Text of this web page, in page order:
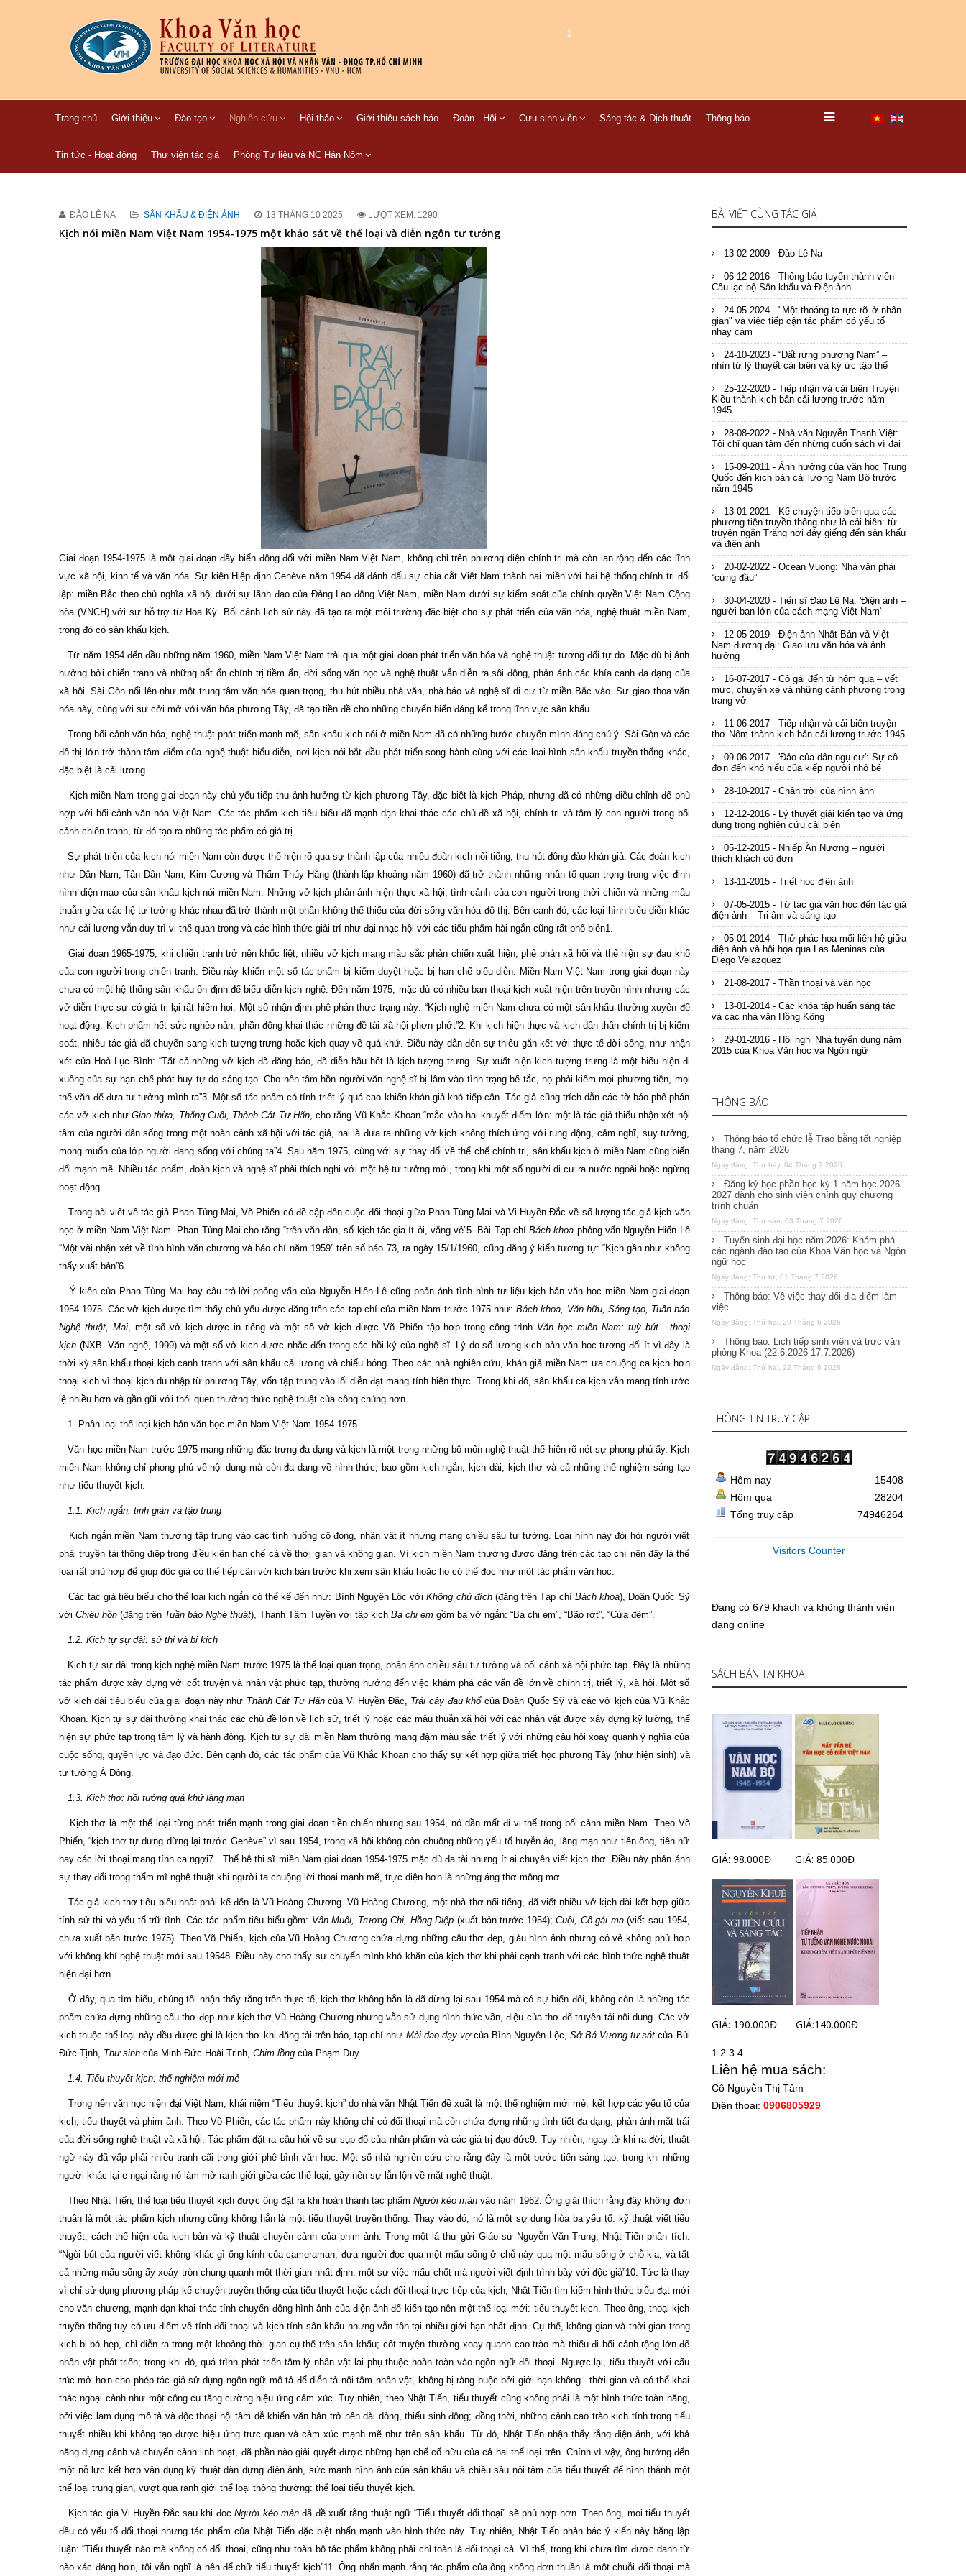
1
Trang chủ Giới thiệu Đào tạo Nghiên cứu Hội thảo Giới thiệu sách báo Đoàn - Hội Cựu sinh viên Sáng tác & Dịch thuật Thông báo
Tin tức - Hoạt động Thư viện tác giả Phòng Tư liệu và NC Hán Nôm
ĐÀO LÊ NA SÂN KHẤU & ĐIỆN ẢNH 13 THÁNG 10 2025 LƯỢT XEM: 1290
Kịch nói miền Nam Việt Nam 1954-1975 một khảo sát về thể loại và diễn ngôn tư tưởng
Giai đoạn 1954-1975 là một giai đoạn đầy biến động đối với miền Nam Việt Nam, không chỉ trên phương diện chính trị mà còn lan rộng đến các lĩnh
vực xã hội, kinh tế và văn hóa. Sự kiện Hiệp định Genève năm 1954 đã đánh dấu sự chia cắt Việt Nam thành hai miền với hai hệ thống chính trị đối
lập: miền Bắc theo chủ nghĩa xã hội dưới sự lãnh đạo của Đảng Lao động Việt Nam, miền Nam dưới sự kiểm soát của chính quyền Việt Nam Cộng
hòa (VNCH) với sự hỗ trợ từ Hoa Kỳ. Bối cảnh lịch sử này đã tạo ra một môi trường đặc biệt cho sự phát triển của văn hóa, nghệ thuật miền Nam,
trong đó có sân khấu kịch.
Từ năm 1954 đến đầu những năm 1960, miền Nam Việt Nam trải qua một giai đoạn phát triển văn hóa và nghệ thuật tương đối tự do. Mặc dù bị ảnh
hưởng bởi chiến tranh và những bất ổn chính trị tiềm ẩn, đời sống văn học và nghệ thuật vẫn diễn ra sôi động, phản ánh các khía cạnh đa dạng của
xã hội. Sài Gòn nổi lên như một trung tâm văn hóa quan trọng, thu hút nhiều nhà văn, nhà báo và nghệ sĩ di cư từ miền Bắc vào. Sự giao thoa văn
hóa này, cùng với sự cởi mở với văn hóa phương Tây, đã tạo tiền đề cho những chuyển biến đáng kể trong lĩnh vực sân khấu.
Trong bối cảnh văn hóa, nghệ thuật phát triển mạnh mẽ, sân khấu kịch nói ở miền Nam đã có những bước chuyển mình đáng chú ý. Sài Gòn và các
đô thị lớn trở thành tâm điểm của nghệ thuật biểu diễn, nơi kịch nói bắt đầu phát triển song hành cùng với các loại hình sân khấu truyền thống khác,
đặc biệt là cải lương.
Kịch miền Nam trong giai đoạn này chủ yếu tiếp thu ảnh hưởng từ kịch phương Tây, đặc biệt là kịch Pháp, nhưng đã có những điều chỉnh để phù
hợp với bối cảnh văn hóa Việt Nam. Các tác phẩm kịch tiêu biểu đã mạnh dạn khai thác các chủ đề xã hội, chính trị và tâm lý con người trong bối
cảnh chiến tranh, từ đó tạo ra những tác phẩm có giá trị.
Sự phát triển của kịch nói miền Nam còn được thể hiện rõ qua sự thành lập của nhiều đoàn kịch nổi tiếng, thu hút đông đảo khán giả. Các đoàn kịch
như Dân Nam, Tân Dân Nam, Kim Cương và Thẩm Thúy Hằng (thành lập khoảng năm 1960) đã trở thành những nhân tố quan trọng trong việc định
hình diện mạo của sân khấu kịch nói miền Nam. Những vở kịch phản ánh hiện thực xã hội, tình cảnh của con người trong thời chiến và những mâu
thuẫn giữa các hệ tư tưởng khác nhau đã trở thành một phần không thể thiếu của đời sống văn hóa đô thị. Bên cạnh đó, các loại hình biểu diễn khác
như cải lương vẫn duy trì vị thế quan trọng và các hình thức giải trí như đại nhạc hội với các tiểu phẩm hài ngắn cũng rất phổ biến1.
Giai đoạn 1965-1975, khi chiến tranh trở nên khốc liệt, nhiều vở kịch mang màu sắc phản chiến xuất hiện, phê phán xã hội và thể hiện sự đau khổ
của con người trong chiến tranh. Điều này khiến một số tác phẩm bị kiểm duyệt hoặc bị hạn chế biểu diễn. Miền Nam Việt Nam trong giai đoạn này
chưa có một hệ thống sân khấu ổn định để biểu diễn kịch nghệ. Đến năm 1975, mặc dù có nhiều ban thoại kịch xuất hiện trên truyền hình nhưng các
vở diễn thực sự có giá trị lại rất hiếm hoi. Một số nhận định phê phán thực trạng này: “Kịch nghệ miền Nam chưa có một sân khấu thường xuyên để
hoạt động. Kịch phẩm hết sức nghèo nàn, phần đông khai thác những đề tài xã hội phơn phớt”2. Khi kịch hiện thực và kịch dấn thân chính trị bị kiểm
soát, nhiều tác giả đã chuyển sang kịch tượng trưng hoặc kịch quay về quá khứ. Điều này dẫn đến sự thiếu gắn kết với thực tế đời sống, như nhận
xét của Hoà Lục Bình: “Tất cả những vở kịch đã đăng báo, đã diễn hầu hết là kịch tượng trưng. Sự xuất hiện kịch tượng trưng là một biểu hiện đi
xuống của sự hạn chế phát huy tự do sáng tạo. Cho nên tâm hồn người văn nghệ sĩ bị lâm vào tình trạng bế tắc, họ phải kiếm mọi phương tiện, mọi
thể văn để đưa tư tưởng mình ra”3. Một số tác phẩm có tính triết lý quá cao khiến khán giả khó tiếp cận. Tác giả cũng trích dẫn các tờ báo phê phán
các vở kịch nhưGiao thừa, Thằng Cuội, Thành Cát Tư Hãn, cho rằng Vũ Khắc Khoan “mắc vào hai khuyết điểm lớn: một là tác giả thiếu nhận xét nội
tâm của người dân sống trong một hoàn cảnh xã hội với tác giả, hai là đưa ra những vở kịch không thích ứng với rung động, cảm nghĩ, suy tưởng,
mong muốn của lớp người đang sống với chúng ta”4. Sau năm 1975, cùng với sự thay đổi về thể chế chính trị, sân khấu kịch ở miền Nam cũng biến
đổi mạnh mẽ. Nhiều tác phẩm, đoàn kịch và nghệ sĩ phải thích nghi với một hệ tư tưởng mới, trong khi một số người di cư ra nước ngoài hoặc ngừng
hoạt động.
Trong bài viết về tác giả Phan Tùng Mai, Võ Phiến có đề cập đến cuộc đối thoại giữa Phan Tùng Mai và Vi Huyền Đắc về số lượng tác giả kịch văn
học ở miền Nam Việt Nam. Phan Tùng Mai cho rằng “trên văn đàn, số kịch tác gia ít ỏi, vắng vẻ”5. Bài Tạp chíBách khoa phỏng vấn Nguyễn Hiến Lê
“Một vài nhận xét về tình hình văn chương và báo chí năm 1959” trên số báo 73, ra ngày 15/1/1960, cũng đăng ý kiến tương tự: “Kịch gần như không
thấy xuất bản”6.
Ý kiến của Phan Tùng Mai hay câu trả lời phỏng vấn của Nguyễn Hiến Lê cũng phản ánh tình hình tư liệu kịch bản văn học miền Nam giai đoạn
1954-1975. Các vở kịch được tìm thấy chủ yếu được đăng trên các tạp chí của miền Nam trước 1975 như:Bách khoa, Văn hữu, Sáng tạo, Tuần báo
Nghệ thuật, Mai, một số vở kịch được in riêng và một số vở kịch được Võ Phiến tập hợp trong công trình Văn học miền Nam: tuỳ bút - thoại
kịch (NXB. Văn nghệ, 1999) và một số vở kịch được nhắc đến trong các hồi ký của nghệ sĩ. Lý do số lượng kịch bản văn học tương đối ít vì đây là
thời kỳ sân khấu thoại kịch cạnh tranh với sân khấu cải lương và chiếu bóng. Theo các nhà nghiên cứu, khán giả miền Nam ưa chuộng ca kịch hơn
thoại kịch vì thoại kịch du nhập từ phương Tây, vốn tập trung vào lối diễn đạt mang tính hiện thực. Trong khi đó, sân khấu ca kịch vẫn mang tính ước
lệ nhiều hơn và gần gũi với thói quen thưởng thức nghệ thuật của công chúng hơn.
1. Phân loại thể loại kịch bản văn học miền Nam Việt Nam 1954-1975
Văn học miền Nam trước 1975 mang những đặc trưng đa dạng và kịch là một trong những bộ môn nghệ thuật thể hiện rõ nét sự phong phú ấy. Kịch
miền Nam không chỉ phong phú về nội dung mà còn đa dạng về hình thức, bao gồm kịch ngắn, kịch dài, kịch thơ và cả những thể nghiệm sáng tạo
như tiểu thuyết-kịch.
1.1. Kịch ngắn: tinh giản và tập trung
Kịch ngắn miền Nam thường tập trung vào các tình huống cô đọng, nhân vật ít nhưng mang chiều sâu tư tưởng. Loại hình này đòi hỏi người viết
phải truyền tải thông điệp trong điều kiện hạn chế cả về thời gian và không gian. Vì kịch miền Nam thường được đăng trên các tạp chí nên đây là thể
loại rất phù hợp để giúp độc giả có thể tiếp cận với kịch bản trước khi xem sân khấu hoặc họ có thể đọc như một tác phẩm văn học.
Các tác giả tiêu biểu cho thể loại kịch ngắn có thể kể đến như: Bình Nguyên Lộc vớiKhông chủ đích(đăng trên Tạp chíBách khoa), Doãn Quốc Sỹ
với Chiêu hồn (đăng trên Tuần báo Nghệ thuật), Thanh Tâm Tuyền với tập kịch Ba chị em gồm ba vở ngắn: “Ba chị em”, “Bão rớt”, “Cửa đêm”.
1.2. Kịch tự sự dài: sử thi và bi kịch
Kịch tự sự dài trong kịch nghệ miền Nam trước 1975 là thể loại quan trọng, phản ánh chiều sâu tư tưởng và bối cảnh xã hội phức tạp. Đây là những
tác phẩm được xây dựng với cốt truyện và nhân vật phức tạp, thường hướng đến việc khám phá các vấn đề lớn về chính trị, triết lý, xã hội. Một số
vở kịch dài tiêu biểu của giai đoạn này như Thành Cát Tư Hãncủa Vi Huyền Đắc, Trái cây đau khổcủa Doãn Quốc Sỹ và các vở kịch của Vũ Khắc
Khoan. Kịch tự sự dài thường khai thác các chủ đề lớn về lịch sử, triết lý hoặc các mâu thuẫn xã hội với các nhân vật được xây dựng kỹ lưỡng, thể
hiện sự phức tạp trong tâm lý và hành động. Kịch tự sự dài miền Nam thường mang đậm màu sắc triết lý với những câu hỏi xoay quanh ý nghĩa của
cuộc sống, quyền lực và đạo đức. Bên cạnh đó, các tác phẩm của Vũ Khắc Khoan cho thấy sự kết hợp giữa triết học phương Tây (như hiện sinh) và
tư tưởng Á Đông.
1.3. Kịch thơ: hồi tưởng quá khứ lãng mạn
Kịch thơ là một thể loại từng phát triển mạnh trong giai đoạn tiền chiến nhưng sau 1954, nó dần mất đi vị thế trong bối cảnh miền Nam. Theo Võ
Phiến, “kịch thơ tự dưng dừng lại trước Genève” vì sau 1954, trong xã hội không còn chuộng những yếu tố huyễn ảo, lãng mạn như tiên ông, tiên nữ
hay các lời thoại mang tính ca ngợi7 . Thế hệ thi sĩ miền Nam giai đoạn 1954-1975 mặc dù đa tài nhưng ít ai chuyên viết kịch thơ. Điều này phản ánh
sự thay đổi trong thẩm mĩ nghệ thuật khi người ta chuộng lời thoại mạnh mẽ, trực diện hơn là những áng thơ mộng mơ.
Tác giả kịch thơ tiêu biểu nhất phải kể đến là Vũ Hoàng Chương. Vũ Hoàng Chương, một nhà thơ nổi tiếng, đã viết nhiều vở kịch dài kết hợp giữa
tính sử thi và yếu tố trữ tình. Các tác phẩm tiêu biểu gồm: Vân Muội, Trương Chi, Hồng Diệp(xuất bản trước 1954);Cuội, Cô gái ma(viết sau 1954,
chưa xuất bản trước 1975). Theo Võ Phiến, kịch của Vũ Hoàng Chương chứa đựng những câu thơ đẹp, giàu hình ảnh nhưng có vẻ không phù hợp
với không khí nghệ thuật mới sau 19548. Điều này cho thấy sự chuyển mình khó khăn của kịch thơ khi phải cạnh tranh với các hình thức nghệ thuật
hiện đại hơn.
Ở đây, qua tìm hiểu, chúng tôi nhận thấy rằng trên thực tế, kịch thơ không hẳn là đã dừng lại sau 1954 mà có sự biến đổi, không còn là những tác
phẩm chứa đựng những câu thơ đẹp như kịch thơ Vũ Hoàng Chương nhưng vẫn sử dụng hình thức vần, điệu của thơ để truyền tải nội dung. Các vở
kịch thuộc thể loại này đều được ghi là kịch thơ khi đăng tải trên báo, tạp chí như Mài dao dạy vợcủa Bình Nguyên Lộc, Sở Bá Vương tự sátcủa Bùi
Đức Tịnh, Thư sinh của Minh Đức Hoài Trinh, Chim lồng của Phạm Duy…
1.4. Tiểu thuyết-kịch: thể nghiệm mới mẻ
Trong nền văn học hiện đại Việt Nam, khái niệm “Tiểu thuyết kịch” do nhà văn Nhật Tiến đề xuất là một thể nghiệm mới mẻ, kết hợp các yếu tố của
kịch, tiểu thuyết và phim ảnh. Theo Võ Phiến, các tác phẩm này không chỉ có đối thoại mà còn chứa đựng những tình tiết đa dạng, phản ánh mặt trái
của đời sống nghệ thuật và xã hội. Tác phẩm đặt ra câu hỏi về sự sụp đổ của nhân phẩm và các giá trị đạo đức9. Tuy nhiên, ngay từ khi ra đời, thuật
ngữ này đã vấp phải nhiều tranh cãi trong giới phê bình văn học. Một số nhà nghiên cứu cho rằng đây là một bước tiến sáng tạo, trong khi những
người khác lại e ngại rằng nó làm mờ ranh giới giữa các thể loại, gây nên sự lẫn lộn về mặt nghệ thuật.
Theo Nhật Tiến, thể loại tiểu thuyết kịch được ông đặt ra khi hoàn thành tác phẩmNgười kéo màn vào năm 1962. Ông giải thích rằng đây không đơn
thuần là một tác phẩm kịch nhưng cũng không hẳn là một tiểu thuyết truyền thống. Thay vào đó, nó là một sự dung hòa ba yếu tố: kỹ thuật viết tiểu
thuyết, cách thể hiện của kịch bản và kỹ thuật chuyển cảnh của phim ảnh. Trong một lá thư gửi Giáo sư Nguyễn Văn Trung, Nhật Tiến phân tích:
“Ngòi bút của người viết không khác gì ống kính của cameraman, đưa người đọc qua một mẩu sống ở chỗ này qua một mẩu sống ở chỗ kia, và tất
cả những mẩu sống ấy xoáy tròn chung quanh một thời gian nhất định, một sự việc mấu chốt mà người viết định trình bày với độc giả”10. Tức là thay
vì chỉ sử dụng phương pháp kể chuyện truyền thống của tiểu thuyết hoặc cách đối thoại trực tiếp của kịch, Nhật Tiến tìm kiếm hình thức biểu đạt mới
cho văn chương, mạnh dạn khai thác tính chuyển động hình ảnh của điện ảnh để kiến tạo nên một thể loại mới: tiểu thuyết kịch. Theo ông, thoại kịch
truyền thống tuy có ưu điểm về tính đối thoại và kịch tính sân khấu nhưng vẫn tồn tại nhiều giới hạn nhất định. Cụ thể, không gian và thời gian trong
kịch bị bó hẹp, chỉ diễn ra trong một khoảng thời gian cụ thể trên sân khấu; cốt truyện thường xoay quanh cao trào mà thiếu đi bối cảnh rộng lớn để
nhân vật phát triển; trong khi đó, quá trình phát triển tâm lý nhân vật lại phụ thuộc hoàn toàn vào ngôn ngữ đối thoại. Ngược lại, tiểu thuyết với cấu
trúc mở hơn cho phép tác giả sử dụng ngôn ngữ mô tả để diễn tả nội tâm nhân vật, không bị ràng buộc bởi giới hạn không - thời gian và có thể khai
thác ngoại cảnh như một công cụ tăng cường hiệu ứng cảm xúc. Tuy nhiên, theo Nhật Tiến, tiểu thuyết cũng không phải là một hình thức toàn năng,
bởi việc lạm dụng mô tả và độc thoại nội tâm dễ khiến văn bản trở nên dài dòng, thiếu sinh động; đồng thời, những cảnh cao trào kịch tính trong tiểu
thuyết nhiều khi không tạo được hiệu ứng trực quan và cảm xúc mạnh mẽ như trên sân khấu. Từ đó, Nhật Tiến nhận thấy rằng điện ảnh, với khả
năng dựng cảnh và chuyển cảnh linh hoạt, đã phần nào giải quyết được những hạn chế cố hữu của cả hai thể loại trên. Chính vì vậy, ông hướng đến
một nỗ lực kết hợp vận dụng kỹ thuật dàn dựng điện ảnh, sức mạnh hình ảnh của sân khấu và chiều sâu nội tâm của tiểu thuyết để hình thành một
thể loại trung gian, vượt qua ranh giới thể loại thông thường: thể loại tiểu thuyết kịch.
Kịch tác gia Vi Huyền Đắc sau khi đọcNgười kéo mànđã đề xuất rằng thuật ngữ “Tiểu thuyết đối thoại” sẽ phù hợp hơn. Theo ông, mọi tiểu thuyết
đều có yếu tố đối thoại nhưng tác phẩm của Nhật Tiến đặc biệt nhấn mạnh vào hình thức này. Tuy nhiên, Nhật Tiến phản bác ý kiến này bằng lập
luận: “Tiểu thuyết nào mà không có đối thoại, cũng như toàn bộ tác phẩm không phải chỉ toàn là đối thoại cả. Vì thế, trong khi chưa tìm được danh từ
nào xác đáng hơn, tôi vẫn nghĩ là nên để chữ tiểu thuyết kịch”11. Ông nhấn mạnh rằng tác phẩm của ông không đơn thuần là một chuỗi đối thoại mà
BÀI VIẾT CÙNG TÁC GIẢ
13-02-2009 - Đào Lê Na
06-12-2016 - Thông báo tuyển thành viên
Câu lạc bộ Sân khấu và Điện ảnh
24-05-2024 - "Một thoáng ta rực rỡ ở nhân
gian" và việc tiếp cận tác phẩm có yếu tố
nhạy cảm
24-10-2023 - “Đất rừng phương Nam” –
nhìn từ lý thuyết cải biên và ký ức tập thể
25-12-2020 - Tiếp nhận và cải biên Truyện
Kiều thành kịch bản cải lương trước năm
1945
28-08-2022 - Nhà văn Nguyễn Thanh Việt:
Tôi chỉ quan tâm đến những cuốn sách vĩ đại
15-09-2011 - Ảnh hưởng của văn học Trung
Quốc đến kịch bản cải lương Nam Bộ trước
năm 1945
13-01-2021 - Kể chuyện tiếp biến qua các
phương tiện truyền thông như là cải biên: từ
truyện ngắn Trăng nơi đáy giếng đến sân khấu
và điện ảnh
20-02-2022 - Ocean Vuong: Nhà văn phải
“cứng đầu”
30-04-2020 - Tiến sĩ Đào Lê Na: 'Điện ảnh –
người bạn lớn của cách mạng Việt Nam'
12-05-2019 - Điện ảnh Nhật Bản và Việt
Nam đương đại: Giao lưu văn hóa và ảnh
hưởng
16-07-2017 - Cô gái đến từ hôm qua – vết
mực, chuyến xe và những cánh phượng trong
trang vở
11-06-2017 - Tiếp nhận và cải biên truyện
thơ Nôm thành kịch bản cải lương trước 1945
09-06-2017 - 'Đảo của dân ngụ cư': Sự cô
đơn đến khó hiểu của kiếp người nhỏ bé
28-10-2017 - Chân trời của hình ảnh
12-12-2016 - Lý thuyết giải kiến tạo và ứng
dụng trong nghiên cứu cải biên
05-12-2015 - Nhiếp Ấn Nương – người
thích khách cô đơn
13-11-2015 - Triết học điện ảnh
07-05-2015 - Từ tác giả văn học đến tác giả
điện ảnh – Tri âm và sáng tạo
05-01-2014 - Thử phác họa mối liên hệ giữa
điện ảnh và hội họa qua Las Meninas của
Diego Velazquez
21-08-2017 - Thần thoại và văn học
13-01-2014 - Các khóa tập huấn sáng tác
và các nhà văn Hồng Kông
29-01-2016 - Hội nghị Nhà tuyển dụng năm
2015 của Khoa Văn học và Ngôn ngữ
THÔNG BÁO
Thông báo tổ chức lễ Trao bằng tốt nghiệp
tháng 7, năm 2026
Ngày đăng: Thứ bảy, 04 Tháng 7 2026
Đăng ký học phần học kỳ 1 năm học 2026-
2027 dành cho sinh viên chính quy chương
trình chuẩn
Ngày đăng: Thứ sáu, 03 Tháng 7 2026
Tuyển sinh đại học năm 2026: Khám phá
các ngành đào tạo của Khoa Văn học và Ngôn
ngữ học
Ngày đăng: Thứ tư, 01 Tháng 7 2026
Thông báo: Về việc thay đổi địa điểm làm
việc
Ngày đăng: Thứ hai, 29 Tháng 6 2026
Thông báo: Lịch tiếp sinh viên và trực văn
phòng Khoa (22.6.2026-17.7.2026)
Ngày đăng: Thứ hai, 22 Tháng 6 2026
THÔNG TIN TRUY CẬP
Hôm nay
Hôm qua
Tổng truy cập
15408
28204
74946264
Visitors Counter
Đang có 679 khách và không thành viên
đang online
SÁCH BÁN TẠI KHOA
GIÁ: 98.000Đ GIÁ: 85.000Đ
GIÁ: 190.000Đ GIÁ:140.000Đ
1 2 3 4
Liên hệ mua sách:
Cô Nguyễn Thị Tâm
Điện thoại: 0906805929